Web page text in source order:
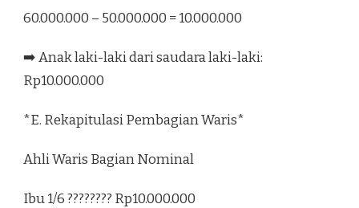
60.000.000 – 50.000.000 = 10.000.000
➡️ Anak laki-laki dari saudara laki-laki:
Rp10.000.000
*E. Rekapitulasi Pembagian Waris*
Ahli Waris Bagian Nominal
Ibu 1/6 ???????? Rp10.000.000